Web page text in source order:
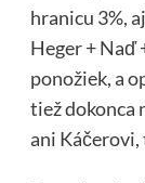
hranicu 3%,
Heger + Naď
ponožiek, a
tiež dokonca
ani Káčerovi,